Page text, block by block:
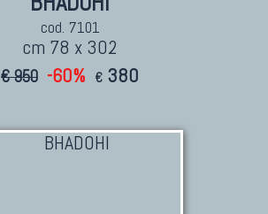
cod. 7101
cm 78 x 302
€ 950 -60% € 380